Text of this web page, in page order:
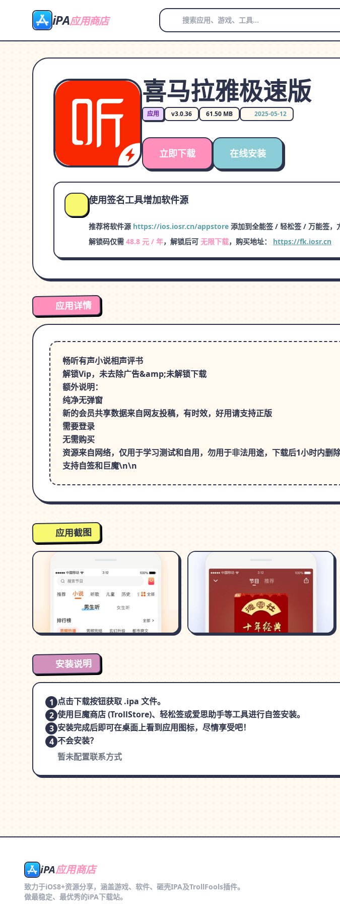
iPA应用商店
喜马拉雅极速版
应用 v3.0.36 61.50 MB 2025-05-12
立即下载 在线安装
使用签名工具增加软件源
推荐将软件源 https://ios.iosr.cn/appstore 添加到全能签 / 轻松签 / 万能签，
解锁码仅需 48.8 元 / 年，解锁后可 无限下载，购买地址： https://fk.iosr.cn
应用详情
畅听有声小说相声评书
解锁Vip，未去除广告&amp;未解锁下载
额外说明：
纯净无弹窗
新的会员共享数据来自网友投稿，有时效，好用请支持正版
需要登录
无需购买
资源来自网络，仅用于学习测试和自用，勿用于非法用途，下载后1小时内删
支持自签和巨魔\n\n
应用截图
安装说明
1 点击下载按钮获取 .ipa 文件。
2 使用巨魔商店 (TrollStore)、轻松签或爱思助手等工具进行自签安装。
3 安装完成后即可在桌面上看到应用图标，尽情享受吧！
4 不会安装？
暂未配置联系方式
iPA应用商店
致力于iOS8+资源分享，涵盖游戏、软件、砸壳IPA及TrollFools插件。
做最稳定、最优秀的iPA下载站。